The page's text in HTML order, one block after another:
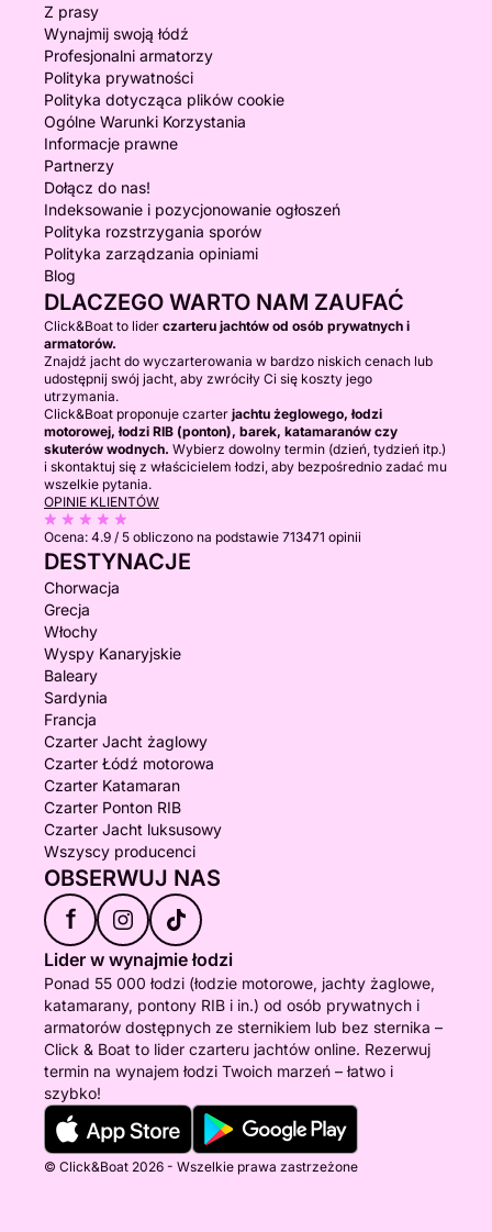
Z prasy
Wynajmij swoją łódź
Profesjonalni armatorzy
Polityka prywatności
Polityka dotycząca plików cookie
Ogólne Warunki Korzystania
Informacje prawne
Partnerzy
Dołącz do nas!
Indeksowanie i pozycjonowanie ogłoszeń
Polityka rozstrzygania sporów
Polityka zarządzania opiniami
Blog
DLACZEGO WARTO NAM ZAUFAĆ
Click&Boat to lider czarteru jachtów od osób prywatnych i
armatorów.
Znajdź jacht do wyczarterowania w bardzo niskich cenach lub
udostępnij swój jacht, aby zwróciły Ci się koszty jego
utrzymania.
Click&Boat proponuje czarter jachtu żeglowego, łodzi
motorowej, łodzi RIB (ponton), barek, katamaranów czy
skuterów wodnych. Wybierz dowolny termin (dzień, tydzień itp.)
i skontaktuj się z właścicielem łodzi, aby bezpośrednio zadać mu
wszelkie pytania.
OPINIE KLIENTÓW
Ocena: 4.9 / 5 obliczono na podstawie 713471 opinii
DESTYNACJE
Chorwacja
Grecja
Włochy
Wyspy Kanaryjskie
Baleary
Sardynia
Francja
Czarter Jacht żaglowy
Czarter Łódź motorowa
Czarter Katamaran
Czarter Ponton RIB
Czarter Jacht luksusowy
Wszyscy producenci
OBSERWUJ NAS
f
Lider w wynajmie łodzi
Ponad 55 000 łodzi (łodzie motorowe, jachty żaglowe,
katamarany, pontony RIB i in.) od osób prywatnych i
armatorów dostępnych ze sternikiem lub bez sternika –
Click & Boat to lider czarteru jachtów online. Rezerwuj
termin na wynajem łodzi Twoich marzeń – łatwo i
szybko!
© Click&Boat 2026 - Wszelkie prawa zastrzeżone